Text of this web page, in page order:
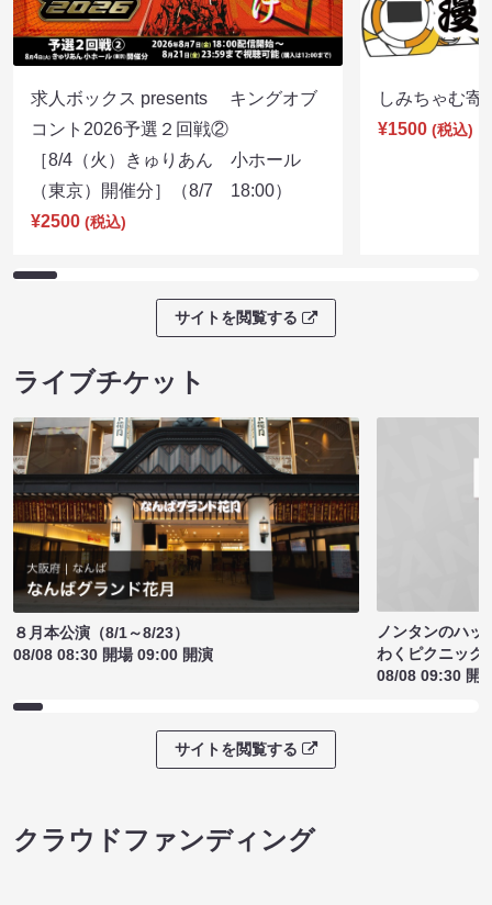
求人ボックス presents キングオブ
コント2026予選２回戦②
［8/4（火）きゅりあん 小ホール
（東京）開催分］（8/7 18:00）
¥2500 (税込)
しみちゃむ
¥1500 (税込)
サイトを閲覧する
ライブチケット
８月本公演（8/1～8/23）
08/08 08:30 開場 09:00 開演
ノンタンのハッ
わくピクニック
08/08 09:30 開
サイトを閲覧する
クラウドファンディング